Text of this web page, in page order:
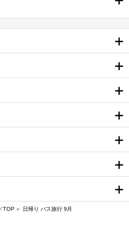
TOP 日帰り バス旅行 9月